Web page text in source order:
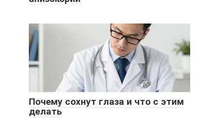
Почему сохнут глаза и что с этим
делать